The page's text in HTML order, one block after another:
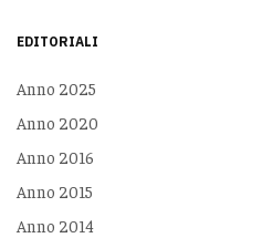
EDITORIALI
Anno 2025
Anno 2020
Anno 2016
Anno 2015
Anno 2014